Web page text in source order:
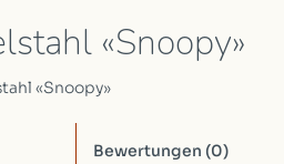
«Snoopy»
«Snoopy»
Bewertungen (0)